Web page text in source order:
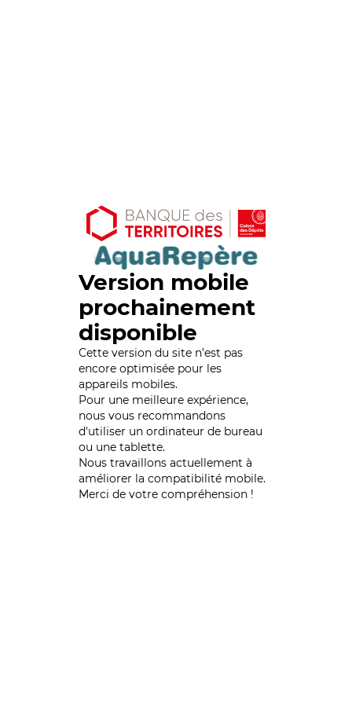
Version mobile
prochainement
disponible
Cette version du site n’est pas
encore optimisée pour les
appareils mobiles.
Pour une meilleure expérience,
nous vous recommandons
d'utiliser un ordinateur de bureau
ou une tablette.
Nous travaillons actuellement à
améliorer la compatibilité mobile.
Merci de votre compréhension !